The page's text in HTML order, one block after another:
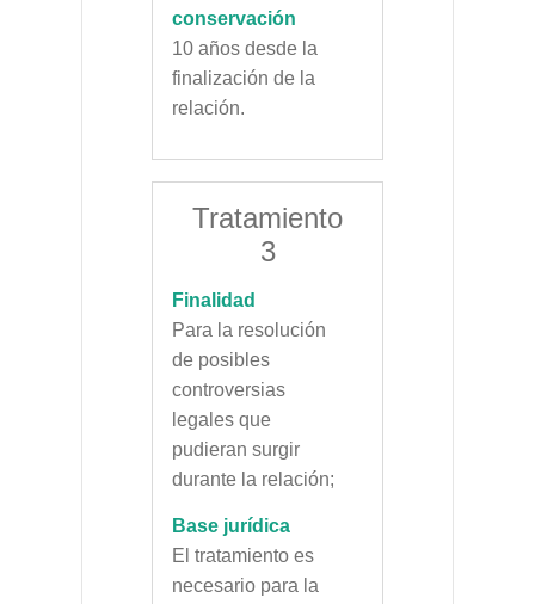
conservación
10 años desde la
finalización de la
relación.
Tratamiento
3
Finalidad
Para la resolución
de posibles
controversias
legales que
pudieran surgir
durante la relación;
Base jurídica
El tratamiento es
necesario para la